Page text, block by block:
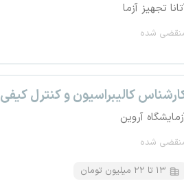
تجهیز آزما
شده
کالیبراسیون و کنترل کیفی
آروین
شده
۱۳ تا ۲۲ میلیون تومان